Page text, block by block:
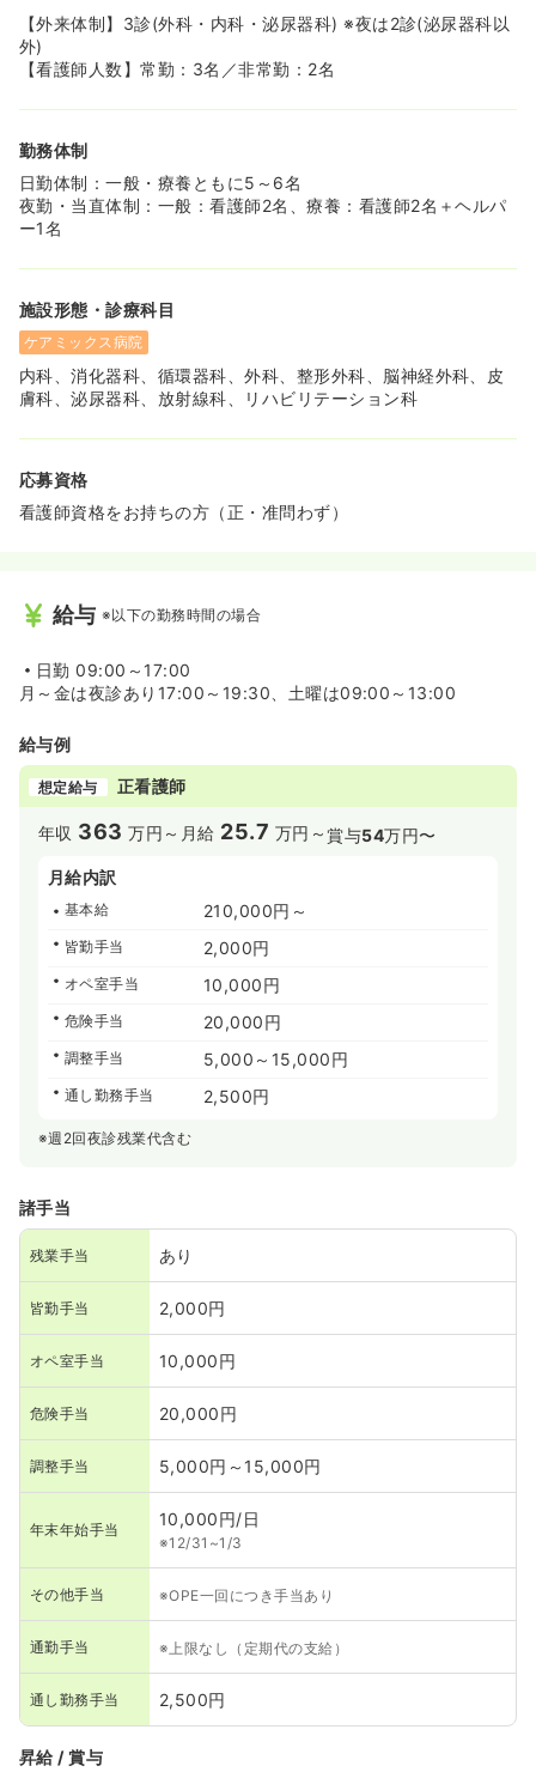
【外来体制】3診(外科・内科・泌尿器科) ※夜は2診(泌尿器科以
外)
【看護師人数】常勤：3名／非常勤：2名
勤務体制
日勤体制：一般・療養ともに5～6名
夜勤・当直体制：一般：看護師2名、療養：看護師2名＋ヘルパ
ー1名
施設形態・診療科目
ケアミックス病院
内科、消化器科、循環器科、外科、整形外科、脳神経外科、皮
膚科、泌尿器科、放射線科、リハビリテーション科
応募資格
看護師資格をお持ちの方（正・准問わず）
給与 ※以下の勤務時間の場合
日勤 09:00～17:00
月～金は夜診あり17:00～19:30、土曜は09:00～13:00
給与例
想定給与 正看護師
年収 363 万円～ 月給 25.7 万円～賞与54万円〜
月給内訳
基本給 210,000円～
皆勤手当 2,000円
オペ室手当 10,000円
危険手当 20,000円
調整手当 5,000～15,000円
通し勤務手当 2,500円
※週2回夜診残業代含む
諸手当
残業手当 あり
皆勤手当 2,000円
オペ室手当 10,000円
危険手当 20,000円
調整手当 5,000円～15,000円
年末年始手当
10,000円/日
※12/31~1/3
その他手当 ※OPE一回につき手当あり
通勤手当 ※上限なし（定期代の支給）
通し勤務手当 2,500円
昇給 / 賞与